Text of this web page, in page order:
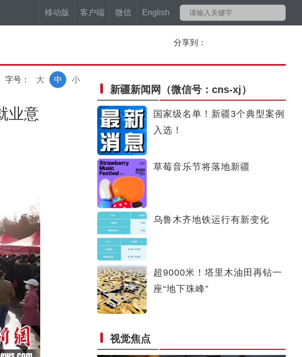
移动版 客户端 微信 English
分享到：
字号： 小
中
大
业意
新疆新闻网 （微信号：cns-xj）
国家级名单！新疆3个典型案例
入选！
草莓音乐节将落地新疆
乌鲁木齐地铁运行有新变化
超9000米！塔里木油田再钻一
座“地下珠峰”
视觉焦点
新疆沙雅县：大棚育苗为春耕提供保障
新疆温宿县：水鸟嬉戏闹春归